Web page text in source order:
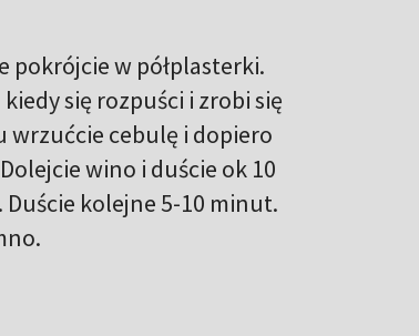
pokrójcie w półplasterki.
się rozpuści i zrobi się
wrzućcie cebulę i dopiero
wino i duście ok 10
kolejne 5-10 minut.